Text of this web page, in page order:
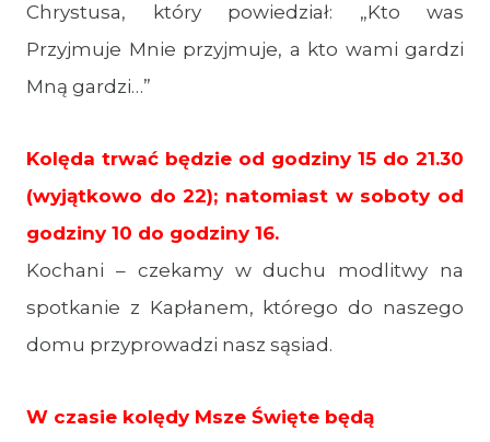
Chrystusa, który powiedział: „Kto was
Przyjmuje Mnie przyjmuje, a kto wami gardzi
Mną gardzi…”
Kolęda trwać będzie od godziny 15 do 21.30
(wyjątkowo do 22); natomiast w soboty od
godziny 10 do godziny 16.
Kochani – czekamy w duchu modlitwy na
spotkanie z Kapłanem, którego do naszego
domu przyprowadzi nasz sąsiad.
W czasie kolędy Msze Święte będą